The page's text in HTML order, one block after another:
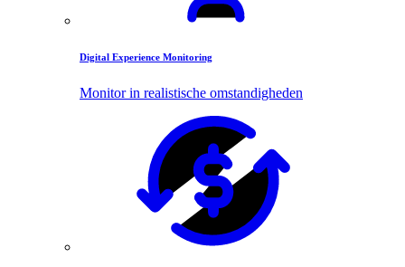
Digital Experience Monitoring
Monitor in realistische omstandigheden